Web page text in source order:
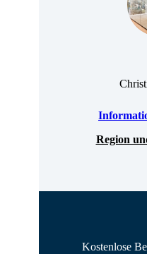
Region
Kostenlose